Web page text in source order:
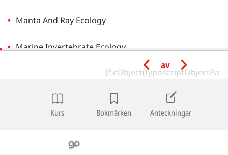
Manta And Ray Ecology
Marine Invertebrate Ecology
Marine Mammal Ecology
av
Kurs Bokmärken Anteckningar